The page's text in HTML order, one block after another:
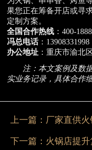
果您正在筹备开店或寻
定制方案。
全国合作热线 ：400-
冯总电话：13908331998
办公地址 ：重庆市渝北
注：本文案例及数
实业务记录，具体合作
上一篇：
下一篇：